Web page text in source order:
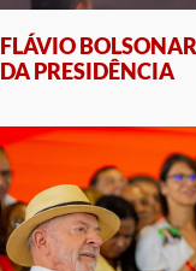
FLÁVIO
DA PRESIDÊNCIA